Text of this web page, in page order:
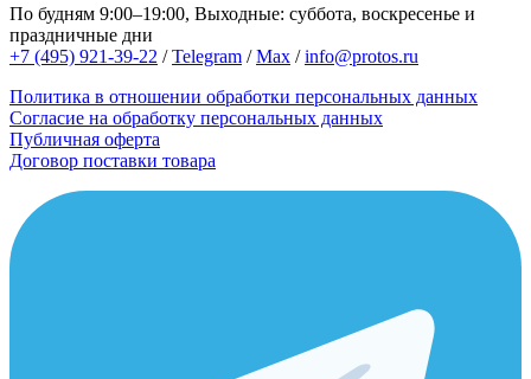
По будням 9:00–19:00, Выходные: суббота, воскресенье и
праздничные дни
+7 (495) 921-39-22 /Telegram /Max /info@protos.ru
Политика в отношении обработки персональных данных
Согласие на обработку персональных данных
Публичная оферта
Договор поставки товара